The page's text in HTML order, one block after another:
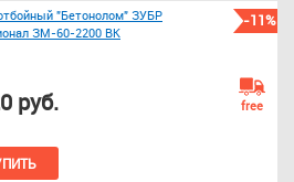
-11%
"Бетонолом" ЗУБР
ЗМ-60-2200 ВК
руб. free